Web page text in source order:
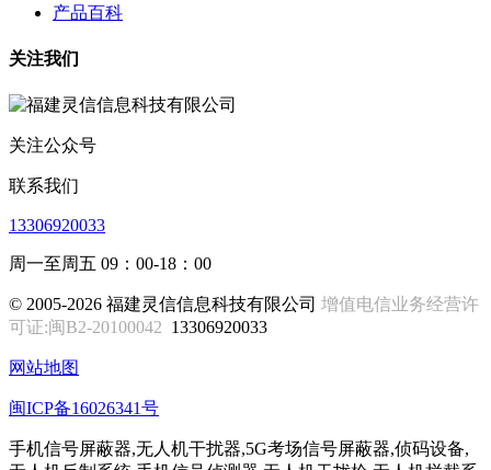
产品百科
关注我们
关注公众号
联系我们
13306920033
周一至周五 09：00-18：00
© 2005-2026 福建灵信信息科技有限公司 增值电信业务经营许
可证:闽B2-20100042 13306920033
网站地图
闽ICP备16026341号
手机信号屏蔽器,无人机干扰器,5G考场信号屏蔽器,侦码设备,